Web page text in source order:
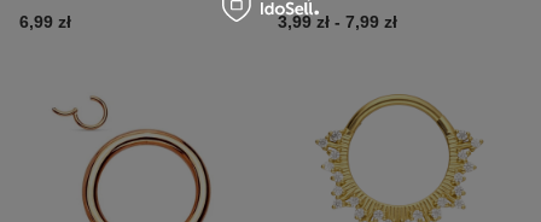
6,99 zł
3,99 zł - 7,99 zł